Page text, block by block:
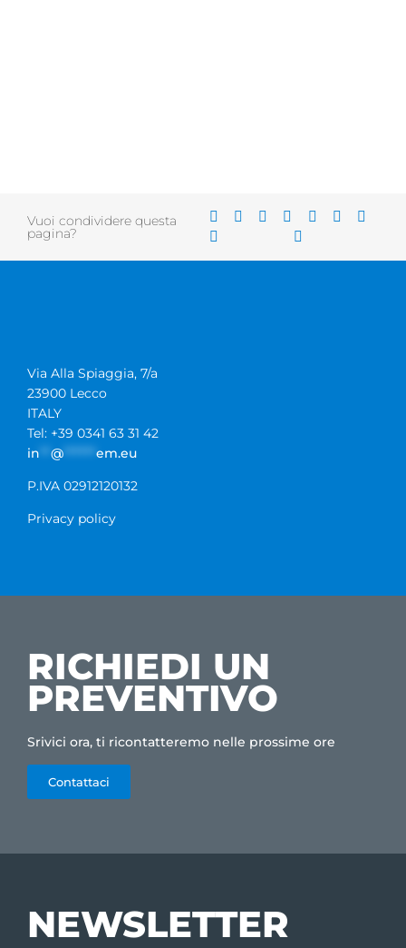
Vuoi condividere questa
pagina?
Via Alla Spiaggia, 7/a
23900 Lecco
ITALY
Tel: +39 0341 63 31 42
in
@ ****** em.eu
P.IVA 02912120132
Privacy policy
RICHIEDI UN
PREVENTIVO
Srivici ora, ti ricontatteremo nelle prossime ore
Contattaci
NEWSLETTER